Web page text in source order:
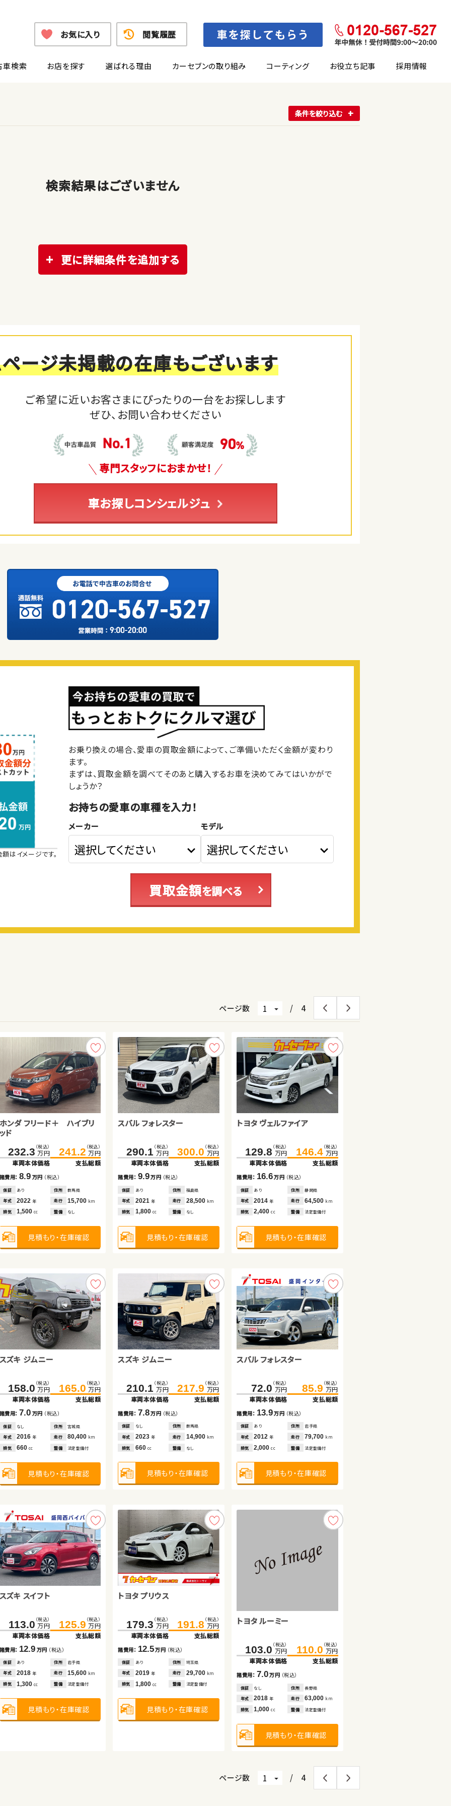
車検索 お店を探す 選ばれる理由 カーセブンの取り組み コーティング お役立ち記事 採用情報
お気に入り 閲覧履歴
条件を絞り込む
検索結果はございません
更に詳細条件を追加する
ージ未掲載の在庫もございます
ご希望に近いお客さまにぴったりの一台をお探しします
ぜひ、お問い合わせください
専門スタッフにおまかせ！
車お探しコンシェルジュ
はイメージです。
お乗り換えの場合、愛車の買取金額によって、ご準備いただく金額が変わり
ます。
まずは、買取金額を調べてそのあと購入するお車を決めてみてはいかがで
しょうか？
お持ちの愛車の車種を入力！
メーカー モデル
買取金額を調べる
ページ数 / 4
ンダ フリード＋ ハイブリ
ド
232.3 （税込）
万円
車両本体価格
241.2 （税込）
万円
支払総額
費用：8.9 万円 （税込）
保証 あり 住所
群馬県
年式
2022年 走行 15,700 km
排気
1,500cc 整備 なし
見積もり・在庫確認
スバル フォレスター
290.1 （税込）
万円
車両本体価格
300.0 （税込）
万円
支払総額
諸費用： 9.9万円 （税込）
保証 あり 住所
福島県
年式
2021 年 走行 28,500 km
排気
1,800 cc 整備 なし
見積もり・在庫確認
トヨタ ヴェルファイア
129.8 （税込）
万円
車両本体価格
146.4（税込）
万円
支払総額
諸費用： 16.6万円 （税込）
保証 あり 住所
静岡県
年式
2014年 走行 64,500 km
排気
2,400cc 整備 法定整備付
見積もり・在庫確認
ズキ ジムニー
158.0 （税込）
万円
車両本体価格
165.0 （税込）
万円
支払総額
費用： 7.0 万円 （税込）
保証 なし 住所
宮城県
年式
2016年 走行 80,400 km
排気
660cc 整備 法定整備付
見積もり・在庫確認
スズキ ジムニー
210.1 （税込）
万円
車両本体価格
217.9 （税込）
万円
支払総額
諸費用： 7.8万円 （税込）
保証 なし 住所
群馬県
年式
2023 年 走行 14,900 km
排気
660 cc 整備 なし
見積もり・在庫確認
スバル フォレスター
72.0 （税込）
万円
車両本体価格
85.9 （税込）
万円
支払総額
諸費用： 13.9万円 （税込）
保証 あり 住所
岩手県
年式
2012年 走行 79,700 km
排気
2,000cc 整備 法定整備付
見積もり・在庫確認
ズキ スイフト
113.0 （税込）
万円
車両本体価格
125.9 （税込）
万円
支払総額
費用： 12.9 万円 （税込）
保証 あり 住所
岩手県
年式
2018年 走行 15,600 km
排気
1,300cc 整備 法定整備付
見積もり・在庫確認
トヨタ プリウス
179.3 （税込）
万円
車両本体価格
191.8 （税込）
万円
支払総額
諸費用： 12.5万円 （税込）
保証 あり 住所
埼玉県
年式
2019 年 走行 29,700 km
排気
1,800 cc 整備 法定整備付
見積もり・在庫確認
トヨタ ルーミー
103.0 （税込）
万円
車両本体価格
110.0 （税込）
万円
支払総額
諸費用： 7.0万円 （税込）
保証 なし 住所
長野県
年式
2018年 走行 63,000 km
排気
1,000cc 整備 法定整備付
見積もり・在庫確認
ズキ アルト ＨＢ
19.7 （税込）
万円
車両本体価格
29.7 （税込）
万円
支払総額
費用：10.0万円（税込）
保証 なし 住所
大分県
年式
2014年 走行 119,600km
排気
660cc 整備 法定整備付
見積もり・在庫確認
トヨタ アルファード
569.9 （税込）
万円
車両本体価格
574.9 （税込）
万円
支払総額
諸費用： 5.0万円 （税込）
保証 あり 住所
徳島県
年式
2024 年 走行 12,900 km
排気
2,500 cc 整備 法定整備付
見積もり・在庫確認
日産 エクストレイル
179.7 （税込）
万円
車両本体価格
188.6（税込）
万円
支払総額
諸費用： 8.9 万円（税込）
保証 なし 住所
岡山県
年式
2018年 走行 34,900 km
排気
2,000cc 整備 法定整備付
見積もり・在庫確認
産 エクストレイル
161.5 （税込）
万円
車両本体価格
169.7 （税込）
万円
支払総額
費用： 8.2 万円 （税込）
保証 なし 住所
岡山県
年式
2018年 走行 69,700 km
排気
2,000 整備 なし
見積もり・在庫確認
スズキ ワゴンＲ
31.6 （税込）
万円
車両本体価格
39.8 （税込）
万円
支払総額
諸費用： 8.2万円 （税込）
保証 あり 住所
青森県
年式
2015 年 走行 100,200km
排気
660 cc 整備 法定整備付
見積もり・在庫確認
ホンダ Ｎ ＢＯＸ
36.6 （税込）
万円
車両本体価格
44.8 （税込）
万円
支払総額
諸費用： 8.2 万円（税込）
保証 あり 住所
青森県
年式
2015年 走行 173,700km
排気
660cc 整備 法定整備付
見積もり・在庫確認
ンダ フィット ハイブリッド
74.7 （税込）
万円
車両本体価格
89.9 （税込）
万円
支払総額
費用： 15.2 万円 （税込）
保証 あり 住所
岩手県
年式
2014年 走行 62,600 km
排気
1,500cc 整備 法定整備付
見積もり・在庫確認
トヨタ アクア
140.0 （税込）
万円
車両本体価格
145.0 （税込）
万円
支払総額
諸費用： 5.0 万円（税込）
保証 なし 住所
京都府
年式
2018 年 走行 26,900 km
排気
1,500 cc 整備 法定整備付
見積もり・在庫確認
38.0（税込）
万円
諸費用：8.1万円（税込）
あり
岐阜県
年式
2012年 走行
見積もり・在庫確認
イハツ タント
123.4 （税込）
万円
車両本体価格
127.7 （税込）
万円
支払総額
費用：4.3 万円 （税込）
保証 なし 住所
岡山県
年式
2021 年 走行 38,900 km
排気
660cc 整備 なし
見積もり・在庫確認
ホンダ Ｎ ＢＯＸ
201.8 （税込）
万円
車両本体価格
210.4 （税込）
万円
支払総額
諸費用： 8.6万円 （税込）
保証 なし 住所
群馬県
年式
2026 年 走行 100km
排気
660cc 整備 なし
見積もり・在庫確認
スズキ スイフト
157.0 （税込）
万円
車両本体価格
163.5（税込）
万円
支払総額
諸費用： 6.5 万円（税込）
保証 あり 住所
福島県
年式
2024年 走行 41,700 km
排気
1,200cc 整備 法定整備付
見積もり・在庫確認
ヨタ アルファード
378.0 （税込）
万円
車両本体価格
394.5 （税込）
万円
支払総額
費用： 16.5万円（税込）
保証 あり 住所
千葉県
年式
2021年 走行 67,500 km
排気
2,500 整備 法定整備付
見積もり・在庫確認
スズキ アルト ＨＢ
58.7 （税込）
万円
車両本体価格
67.7 （税込）
万円
支払総額
諸費用： 9.0万円 （税込）
保証 あり 住所
埼玉県
年式
2021 年 走行 24,100 km
排気
660 cc 整備 法定整備付
見積もり・在庫確認
トヨタ アクア
39.7 （税込）
万円
車両本体価格
45.4 （税込）
万円
支払総額
諸費用： 5.7 万円（税込）
保証 なし 住所
岡山県
年式
2013年 走行 109,900km
排気
1,500cc 整備 法定整備付
見積もり・在庫確認
ヨタ プリウス
76.1 （税込）
万円
車両本体価格
89.0 （税込）
万円
支払総額
費用： 12.9 万円 （税込）
保証 なし 住所
大分県
年式
2015年 走行 88,900 km
排気
1,800cc 整備 法定整備付
見積もり・在庫確認
ダイハツ ムーヴ
21.6 （税込）
万円
車両本体価格
29.8 （税込）
万円
支払総額
諸費用： 8.2 万円（税込）
保証 あり 住所
青森県
年式
2009 年 走行 55,100 km
排気
660cc 整備 法定整備付
見積もり・在庫確認
237.3（税込）
万円
諸費用：11.5 万円（税込）
あり
秋田県
年式
2022年 走行
見積もり・在庫確認
ヨタ ヴォクシー
336.1 （税込）
万円
車両本体価格
349.9 （税込）
万円
支払総額
費用：13.8万円（税込）
保証 あり 住所
岩手県
年式
2022年 走行 30,900 km
排気
2,000cc 整備 法定整備付
見積もり・在庫確認
ダイハツ タント
184.6 （税込）
万円
車両本体価格
189.8 （税込）
万円
支払総額
諸費用： 5.2万円 （税込）
保証 あり 住所
青森県
年式
2025 年 走行 100km
排気
660cc 整備 法定整備付
見積もり・在庫確認
ページ数 / 4